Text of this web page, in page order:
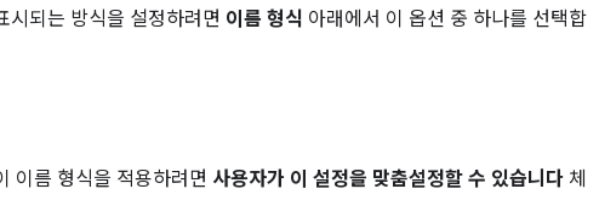
시되는 방식을 설정하려면 이름 형식 아래에서 이 옵션 중 하나를 선택합
이름 형식을 적용하려면 사용자가 이 설정을 맞춤설정할 수 있습니다 체